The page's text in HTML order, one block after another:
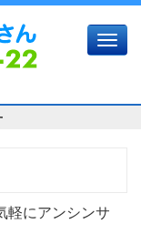
軽にアンシンサ